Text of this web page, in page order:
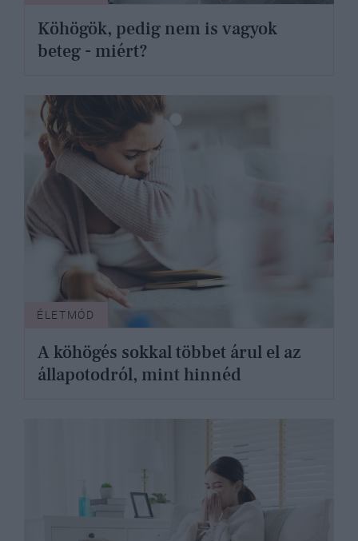
Köhögök, pedig nem is vagyok
beteg - miért?
ÉLETMÓD
A köhögés sokkal többet árul el az
állapotodról, mint hinnéd